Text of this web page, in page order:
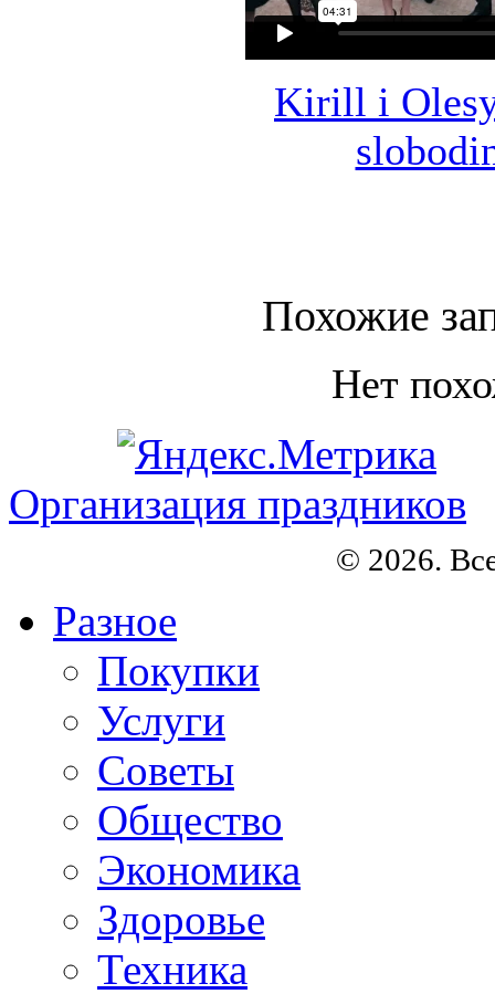
Kirill i
Похожие
Нет
Организация праздников
© 2026.
Разное
Покупки
Услуги
Советы
Общество
Экономика
Здоровье
Техника